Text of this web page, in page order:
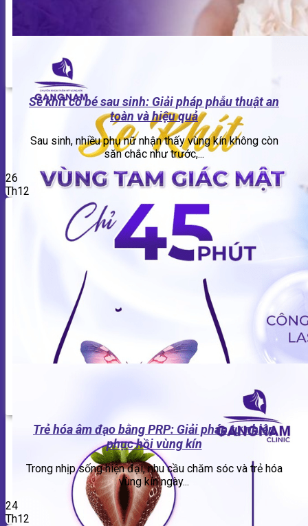
Se khít cô bé sau sinh: Giải pháp phẫu thuật an
toàn và hiệu quả
Sau sinh, nhiều phụ nữ nhận thấy vùng kín không còn
săn chắc như trước,...
26
Th12
Trẻ hóa âm đạo bằng PRP: Giải pháp tự nhiên
phục hồi vùng kín
Trong nhịp sống hiện đại, nhu cầu chăm sóc và trẻ hóa
vùng kín ngày...
24
Th12